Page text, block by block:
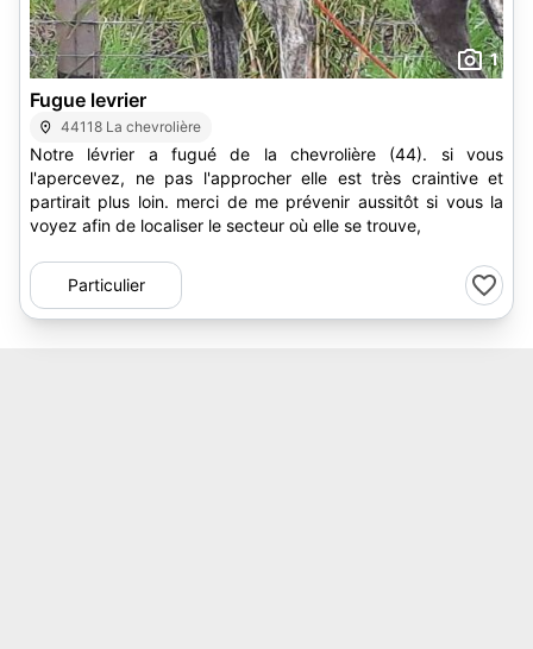
1
Fugue levrier
44118 La chevrolière
Notre lévrier a fugué de la chevrolière (44). si vous
l'apercevez, ne pas l'approcher elle est très craintive et
partirait plus loin. merci de me prévenir aussitôt si vous la
voyez afin de localiser le secteur où elle se trouve,
Particulier